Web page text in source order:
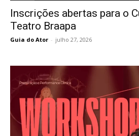
Inscrições abertas para o
Teatro Braapa
Guia do Ator - julho 27, 2026